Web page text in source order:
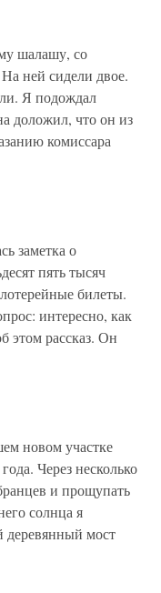
шалашу, со
ней сидели двое.
Я подождал
доложил, что он из
комиссара
заметка о
пять тысяч
билеты.
интересно, как
этом рассказ. Он
новом участке
Через несколько
и прощупать
солнца я
деревянный мост